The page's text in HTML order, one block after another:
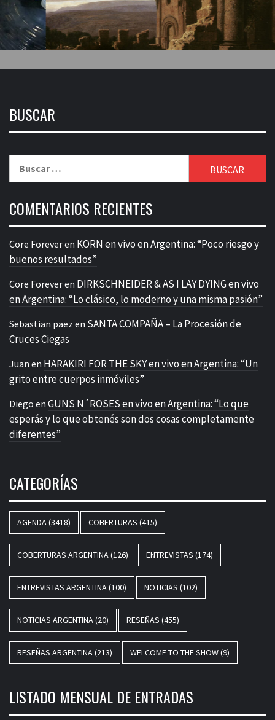
BUSCAR
COMENTARIOS RECIENTES
Core Foreveren KORN en vivo en Argentina: “Poco riesgo y
buenos resultados”
Core Foreveren DIRKSCHNEIDER & AS I LAY DYING en vivo
en Argentina: “Lo clásico, lo moderno y una misma pasión”
Sebastian paez en SANTA COMPAÑA – La Procesión de
Cruces Ciegas
Juan en HARAKIRI FOR THE SKY en vivo en Argentina: “Un
grito entre cuerpos inmóviles”
Diego en GUNS N´ROSES en vivo en Argentina: “Lo que
esperás y lo que obtenés son dos cosas completamente
diferentes”
CATEGORÍAS
AGENDA(3418) COBERTURAS (415)
COBERTURAS ARGENTINA(126) ENTREVISTAS (174)
ENTREVISTAS ARGENTINA(100) NOTICIAS (102)
NOTICIAS ARGENTINA(20) RESEÑAS (455)
RESEÑAS ARGENTINA(213) WELCOME TO THE SHOW(9)
LISTADO MENSUAL DE ENTRADAS